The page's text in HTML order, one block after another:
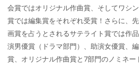
会賞ではオリジナル作曲賞、そしてワシ
賞では編集賞をそれぞれ受賞！さらに、
画賞を占うとされるサテライト賞では作
演男優賞（ドラマ部門）、助演女優賞、
賞、オリジナル作曲賞と7部門のノミネ